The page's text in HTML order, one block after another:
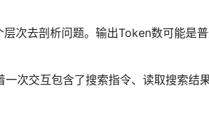
次去剖析问题。输出Token数可能是
次交互包含了搜索指令、读取搜索结